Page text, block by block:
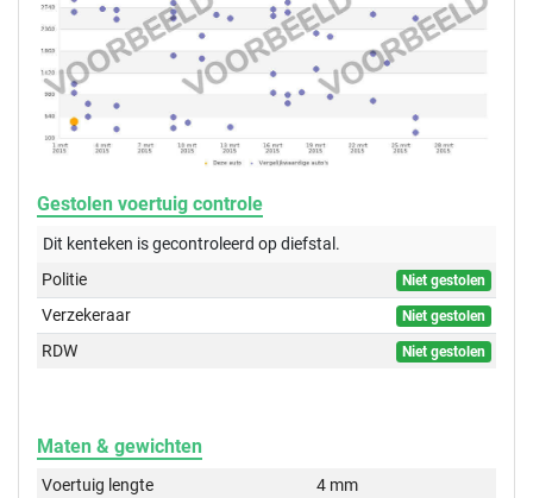
Gestolen voertuig controle
Dit kenteken is gecontroleerd opdiefstal.
Politie
Niet gestolen
Verzekeraar Niet gestolen
RDW Niet gestolen
Maten & gewichten
Voertuig lengte
4 mm